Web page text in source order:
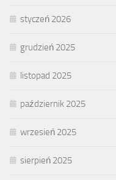
styczeń 2026
grudzień 2025
listopad 2025
październik 2025
wrzesień 2025
sierpień 2025